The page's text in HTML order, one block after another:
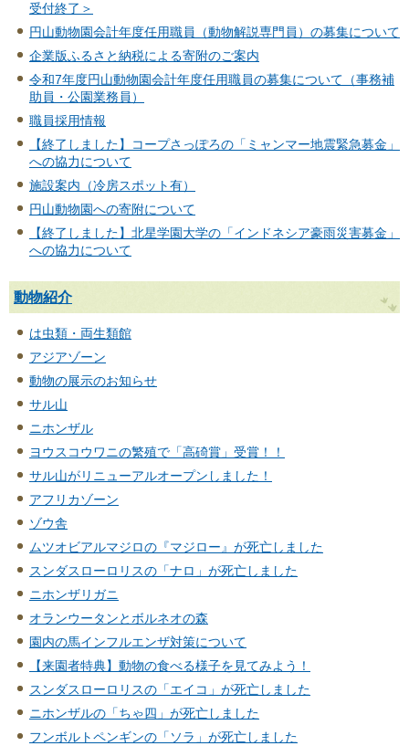
受付終了＞
円山動物園会計年度任用職員（動物解説専門員）の募集について
企業版ふるさと納税による寄附のご案内
令和7年度円山動物園会計年度任用職員の募集について（事務補
助員・公園業務員）
職員採用情報
【終了しました】コープさっぽろの「ミャンマー地震緊急募金」
への協力について
施設案内（冷房スポット有）
円山動物園への寄附について
【終了しました】北星学園大学の「インドネシア豪雨災害募金」
への協力について
動物紹介
は虫類・両生類館
アジアゾーン
動物の展示のお知らせ
サル山
ニホンザル
ヨウスコウワニの繁殖で「高碕賞」受賞！！
サル山がリニューアルオープンしました！
アフリカゾーン
ゾウ舎
ムツオビアルマジロの『マジロー』が死亡しました
スンダスローロリスの「ナロ」が死亡しました
ニホンザリガニ
オランウータンとボルネオの森
園内の馬インフルエンザ対策について
【来園者特典】動物の食べる様子を見てみよう！
スンダスローロリスの「エイコ」が死亡しました
ニホンザルの「ちゃ四」が死亡しました
フンボルトペンギンの「ソラ」が死亡しました